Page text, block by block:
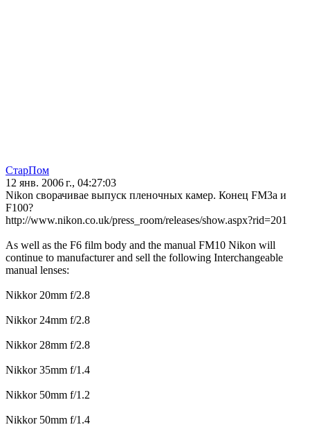
СтарПом
12 янв. 2006 г., 04:27:03
Nikon сворачивае выпуск пленочных камер. Конец FM3a и
F100?
http://www.nikon.co.uk/press_room/releases/show.aspx?rid=201
As well as the F6 film body and the manual FM10 Nikon will
continue to manufacturer and sell the following Interchangeable
manual lenses:
Nikkor 20mm f/2.8
Nikkor 24mm f/2.8
Nikkor 28mm f/2.8
Nikkor 35mm f/1.4
Nikkor 50mm f/1.2
Nikkor 50mm f/1.4